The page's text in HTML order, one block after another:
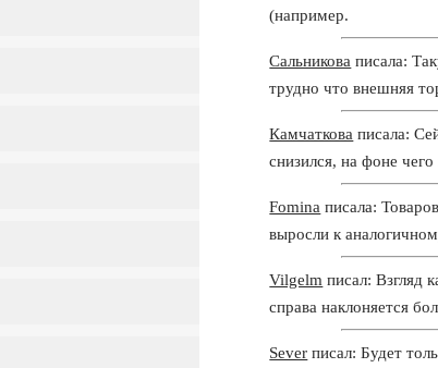
(например.
Сальникова писала:
трудно что внешняя
Камчаткова писала:
снизился, на фоне чего
Fomina писала:
выросли к
Vilgelm писал: Взгляд
справа наклоняется
Sever писал: Будет